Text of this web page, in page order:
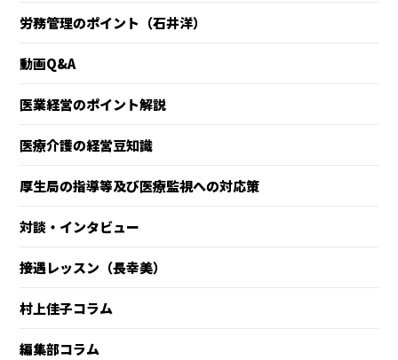
労務管理のポイント（石井洋）
動画Q&A
医業経営のポイント解説
医療介護の経営豆知識
厚生局の指導等及び医療監視への対応策
対談・インタビュー
接遇レッスン（長幸美）
村上佳子コラム
編集部コラム